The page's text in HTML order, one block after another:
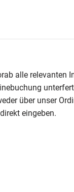
alle relevanten
über unser
eingeben.